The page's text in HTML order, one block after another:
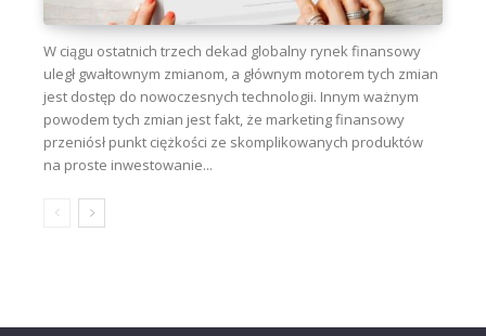
W ciągu ostatnich trzech dekad globalny rynek finansowy
uległ gwałtownym zmianom, a głównym motorem tych zmian
jest dostęp do nowoczesnych technologii. Innym ważnym
powodem tych zmian jest fakt, że marketing finansowy
przeniósł punkt ciężkości ze skomplikowanych produktów
na proste inwestowanie...